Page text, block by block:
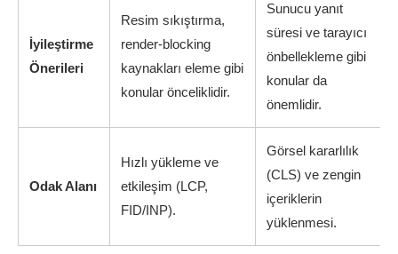
İyileştirme
Önerileri
Resim sıkıştırma,
render-blocking
kaynakları eleme gibi
konular önceliklidir.
Sunucu yanıt
süresi ve tarayıcı
önbellekleme gibi
konular da
önemlidir.
Odak Alanı
Hızlı yükleme ve
etkileşim (LCP,
FID/INP).
Görsel kararlılık
(CLS) ve zengin
içeriklerin
yüklenmesi.